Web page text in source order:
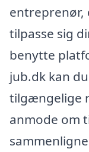
entreprenør,
tilpasse sig
benytte
jub.dk kan
tilgængelige
anmode om